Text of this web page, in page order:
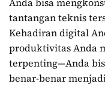
tantangan teknis
Kehadiran digital
produktivitas Anda
terpenting—Anda
benar-benar